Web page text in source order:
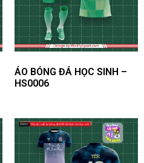
ÁO BÓNG ĐÁ HỌC SINH –
HS0006